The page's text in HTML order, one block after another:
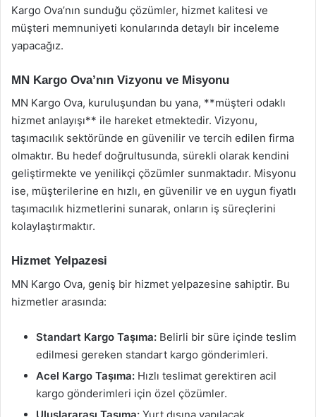
Kargo Ova’nın sunduğu çözümler, hizmet kalitesi ve
müşteri memnuniyeti konularında detaylı bir inceleme
yapacağız.
MN Kargo Ova’nın Vizyonu ve Misyonu
MN Kargo Ova, kuruluşundan bu yana, **müşteri odaklı
hizmet anlayışı** ile hareket etmektedir. Vizyonu,
taşımacılık sektöründe en güvenilir ve tercih edilen firma
olmaktır. Bu hedef doğrultusunda, sürekli olarak kendini
geliştirmekte ve yenilikçi çözümler sunmaktadır. Misyonu
ise, müşterilerine en hızlı, en güvenilir ve en uygun fiyatlı
taşımacılık hizmetlerini sunarak, onların iş süreçlerini
kolaylaştırmaktır.
Hizmet Yelpazesi
MN Kargo Ova, geniş bir hizmet yelpazesine sahiptir. Bu
hizmetler arasında:
Standart Kargo Taşıma: Belirli bir süre içinde teslim
edilmesi gereken standart kargo gönderimleri.
Acel Kargo Taşıma: Hızlı teslimat gerektiren acil
kargo gönderimleri için özel çözümler.
Uluslararası Taşıma: Yurt dışına yapılacak